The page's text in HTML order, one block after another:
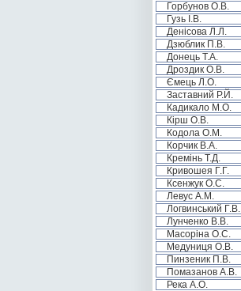
Горбунов О.В.
Гузь І.В.
Денісова Л.Л.
Дзюблик П.В.
Донець Т.А.
Дроздик О.В.
Ємець Л.О.
Заставний Р.Й.
Кадикало М.О.
Кірш О.В.
Кодола О.М.
Корчик В.А.
Кремінь Т.Д.
Кривошея Г.Г.
Ксенжук О.С.
Левус А.М.
Логвинський Г.В.
Лунченко В.В.
Масоріна О.С.
Медуниця О.В.
Пинзеник П.В.
Помазанов А.В.
Река А.О.